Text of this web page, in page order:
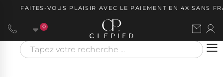
FAITES-VOUS PLAISIR AVEC LE PAIEMENT EN 4X SANS
0